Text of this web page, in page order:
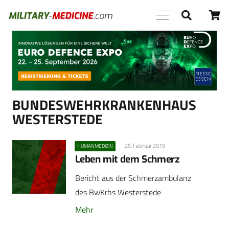
Anzeige
BUNDESWEHRKRANKENHAUS
WESTERSTEDE
HUMANMEDIZIN 25. Februar 2019
Leben mit dem Schmerz
Bericht aus der Schmerzambulanz
des BwKrhs Westerstede
Mehr